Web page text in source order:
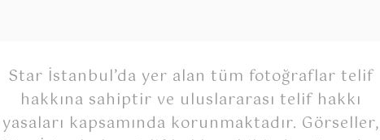
Star İstanbul’da yer alan tüm fotoğraflar telif
hakkına sahiptir ve uluslararası telif hakkı
yasaları kapsamında korunmaktadır. Görseller,